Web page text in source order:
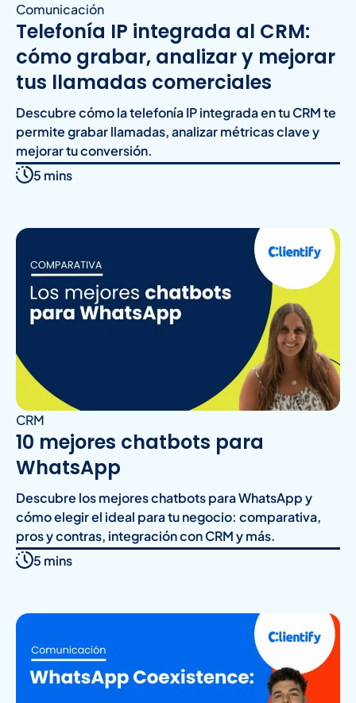
Comunicación
Telefonía IP integrada al CRM:
cómo grabar, analizar y mejorar
tus llamadas comerciales
Descubre cómo la telefonía IP integrada en tu CRM te
permite grabar llamadas, analizar métricas clave y
mejorar tu conversión.
5 mins
CRM
10 mejores chatbots para
WhatsApp
Descubre los mejores chatbots para WhatsApp y
cómo elegir el ideal para tu negocio: comparativa,
pros y contras, integración con CRM y más.
5 mins